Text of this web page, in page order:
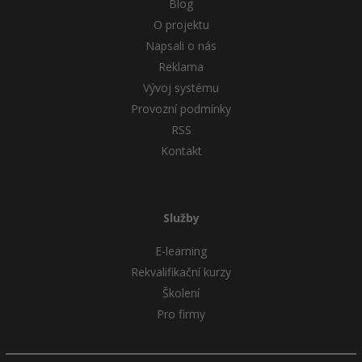
Kybernetická bezpečnost
Blog
O projektu
Napsali o nás
Reklama
Vývoj systému
Provozní podmínky
RSS
Kontakt
Služby
E-learning
Rekvalifikační kurzy
Školení
Pro firmy